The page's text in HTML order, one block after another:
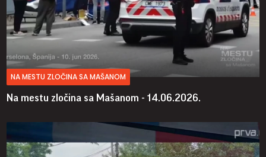
NA MESTU ZLOČINA SA MAŠANOM
Na mestu zločina sa Mašanom - 14.06.2026.